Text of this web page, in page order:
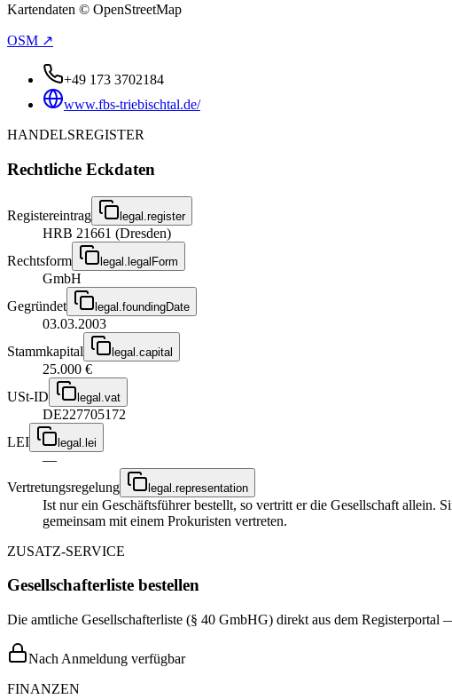
Kartendaten © OpenStreetMap
OSM ↗
+49 173 3702184
www.fbs-triebischtal.de/
HANDELSREGISTER
Rechtliche Eckdaten
Registereintrag legal.register
HRB 21661 (Dresden)
Rechtsform
legal.legalForm
GmbH
Gegründet
legal.foundingDate
03.03.2003
Stammkapital
legal.capital
25.000 €
USt-ID
legal.vat
DE227705172
LEI
legal.lei
—
Vertretungsregelung
legal.representation
Ist nur ein Geschäftsführer bestellt, so vertritt er die Gesellschaft allein.
gemeinsam mit einem Prokuristen vertreten.
ZUSATZ-SERVICE
Gesellschafterliste bestellen
Die amtliche Gesellschafterliste (§ 40 GmbHG) direkt aus dem Registerportal
Nach Anmeldung verfügbar
FINANZEN